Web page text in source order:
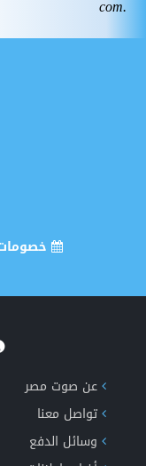
.com
إكتشف الان
عن صوت مصر
تواصل معنا
وسائل الدفع